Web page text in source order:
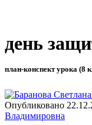
день
план-конспект урока (8
Опубликовано
Владимировна